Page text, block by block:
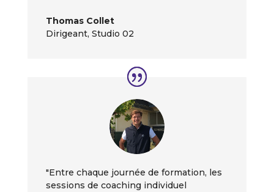
Thomas Collet
Dirigeant, Studio 02
"Entre chaque journée de formation, les
sessions de coaching individuel